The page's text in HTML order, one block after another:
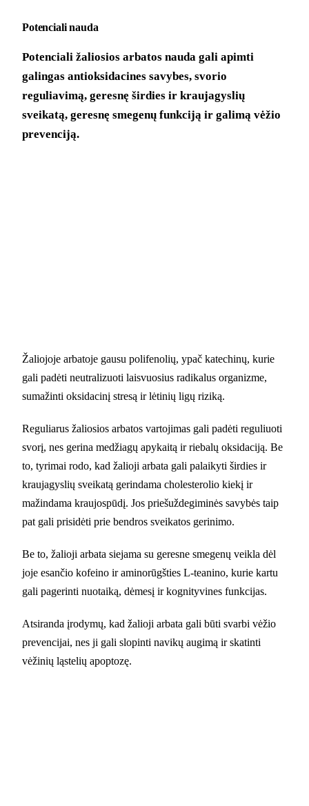
Potenciali nauda
Potenciali žaliosios arbatos nauda gali apimti
galingas antioksidacines savybes, svorio
reguliavimą, geresnę širdies ir kraujagyslių
sveikatą, geresnę smegenų funkciją ir galimą vėžio
prevenciją.
Žaliojoje arbatoje gausu polifenolių, ypač katechinų, kurie
gali padėti neutralizuoti laisvuosius radikalus organizme,
sumažinti oksidacinį stresą ir lėtinių ligų riziką.
Reguliarus žaliosios arbatos vartojimas gali padėti reguliuoti
svorį, nes gerina medžiagų apykaitą ir riebalų oksidaciją. Be
to, tyrimai rodo, kad žalioji arbata gali palaikyti širdies ir
kraujagyslių sveikatą gerindama cholesterolio kiekį ir
mažindama kraujospūdį. Jos priešuždegiminės savybės taip
pat gali prisidėti prie bendros sveikatos gerinimo.
Be to, žalioji arbata siejama su geresne smegenų veikla dėl
joje esančio kofeino ir aminorūgšties L-teanino, kurie kartu
gali pagerinti nuotaiką, dėmesį ir kognityvines funkcijas.
Atsiranda įrodymų, kad žalioji arbata gali būti svarbi vėžio
prevencijai, nes ji gali slopinti navikų augimą ir skatinti
vėžinių ląstelių apoptozę.